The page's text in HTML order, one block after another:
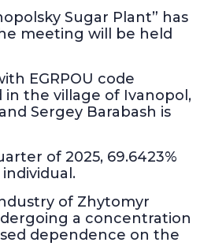
Sugar Plant” has
meeting will be held
EGRPOU code
the village of Ivanopol,
Sergey Barabash is
of 2025, 69.6423%
of Zhytomyr
a concentration
dependence on the